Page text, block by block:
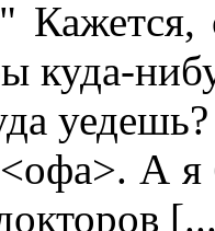
куда-
А я